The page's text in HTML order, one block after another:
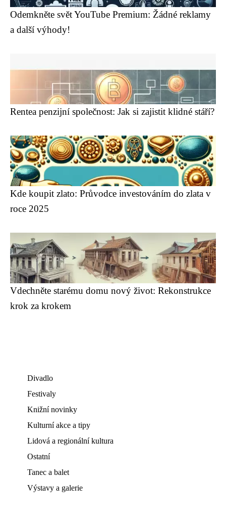
Odemkněte svět YouTube Premium: Žádné reklamy
a další výhody!
Rentea penzijní společnost: Jak si zajistit klidné stáří?
Kde koupit zlato: Průvodce investováním do zlata v
roce 2025
Vdechněte starému domu nový život: Rekonstrukce
krok za krokem
Divadlo
Festivaly
Knižní novinky
Kulturní akce a tipy
Lidová a regionální kultura
Ostatní
Tanec a balet
Výstavy a galerie